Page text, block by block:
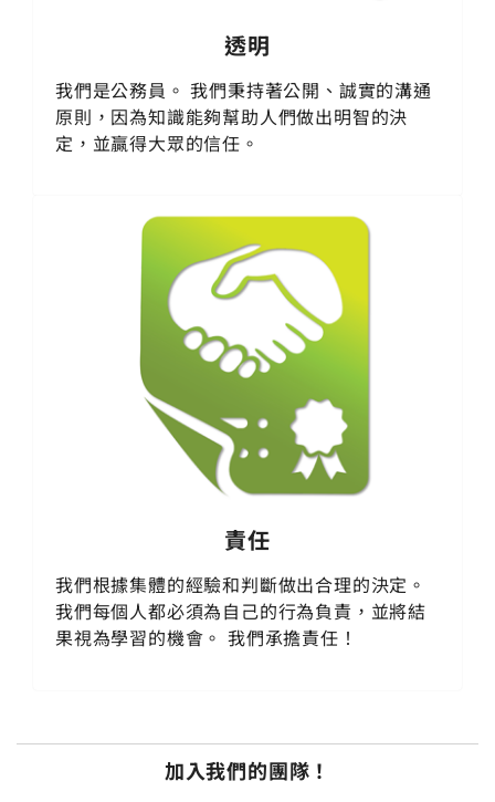
透明
我們是公務員。 我們秉持著公開、誠實的溝通
原則，因為知識能夠幫助人們做出明智的決
定，並贏得大眾的信任。
責任
我們根據集體的經驗和判斷做出合理的決定。
我們每個人都必須為自己的行為負責，並將結
果視為學習的機會。 我們承擔責任！
加入我們的團隊！